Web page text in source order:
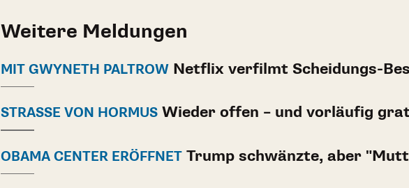
Weitere Meldungen
MIT GWYNETH PALTROW Netflix verfilmt Scheidungs-
STRASSE VON HORMUS Wieder offen – und vorläufig
OBAMA CENTER ERÖFFNET Trump schwänzte, aber